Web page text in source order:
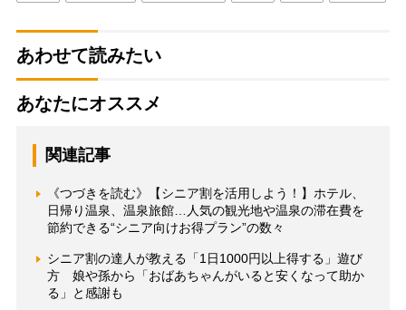
あわせて読みたい
あなたにオススメ
関連記事
《つづきを読む》【シニア割を活用しよう！】ホテル、
日帰り温泉、温泉旅館…人気の観光地や温泉の滞在費を
節約できる“シニア向けお得プラン”の数々
シニア割の達人が教える「1日1000円以上得する」遊び
方 娘や孫から「おばあちゃんがいると安くなって助か
る」と感謝も